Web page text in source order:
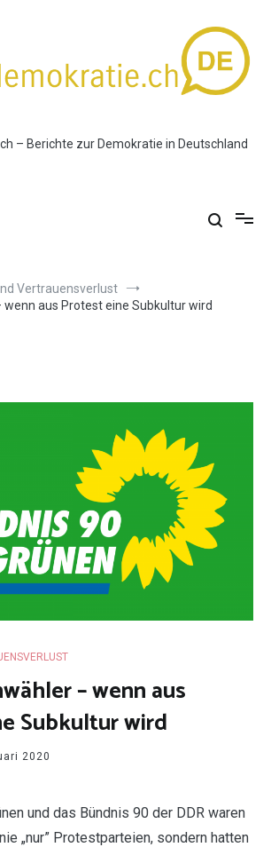
– Berichte zur Demokratie in Deutschland
Vertrauensverlust
wenn aus Protest eine Subkultur wird
– wenn aus
Subkultur wird
2020
und das Bündnis 90 der DDR waren
„nur” Protestparteien, sondern hatten